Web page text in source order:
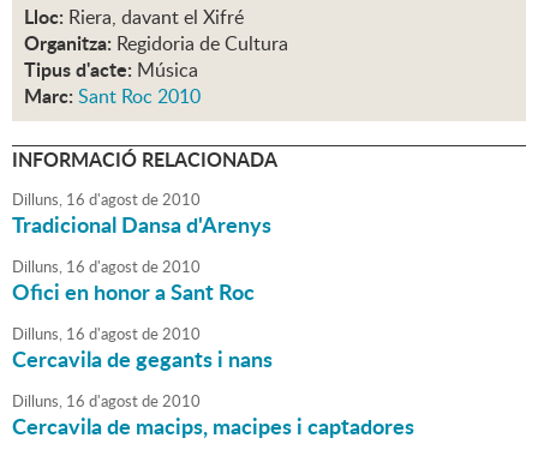
Lloc: Riera, davant el Xifré
Organitza: Regidoria de Cultura
Tipus d'acte: Música
Marc: Sant Roc 2010
INFORMACIÓ RELACIONADA
Dilluns, 16 d'agostde2010
Tradicional Dansa d'Arenys
Dilluns, 16 d'agostde2010
Ofici en honor a Sant Roc
Dilluns, 16 d'agostde2010
Cercavila de gegants i nans
Dilluns, 16 d'agostde2010
Cercavila de macips, macipes i captadores